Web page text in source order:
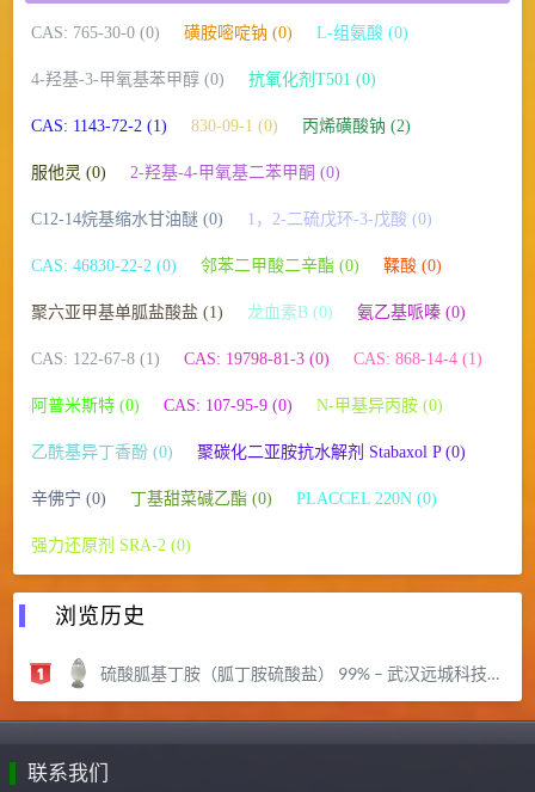
CAS: 765-30-0 (0) 磺胺嘧啶钠 (0) L-组氨酸 (0)
4-羟基-3-甲氧基苯甲醇 (0) 抗氧化剂T501 (0)
CAS: 1143-72-2 (1) 830-09-1 (0) 丙烯磺酸钠 (2)
服他灵 (0) 2-羟基-4-甲氧基二苯甲酮 (0)
C12-14烷基缩水甘油醚 (0) 1，2-二硫戊环-3-戊酸 (0)
CAS: 46830-22-2 (0) 邻苯二甲酸二辛酯 (0) 鞣酸 (0)
聚六亚甲基单胍盐酸盐 (1) 龙血素B (0) 氨乙基哌嗪 (0)
CAS: 122-67-8 (1) CAS: 19798-81-3 (0) CAS: 868-14-4 (1)
阿普米斯特 (0) CAS: 107-95-9 (0) N-甲基异丙胺 (0)
乙酰基异丁香酚 (0) 聚碳化二亚胺抗水解剂 Stabaxol P (0)
辛佛宁 (0) 丁基甜菜碱乙酯 (0) PLACCEL 220N (0)
强力还原剂 SRA-2 (0)
浏览历史
硫酸胍基丁胺（胍丁胺硫酸盐） 99% – 武汉远城科技发展有限公司
联系我们